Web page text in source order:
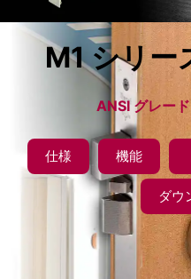
n
M1 シリー
ANSI グレー
仕様 機能
ダウ